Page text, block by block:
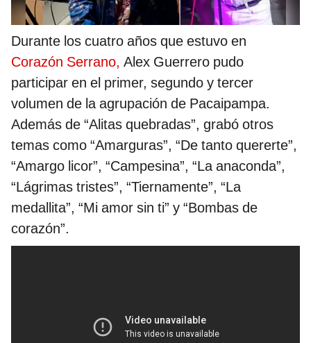
Durante los cuatro años que estuvo en
Corazón Serrano, Alex Guerrero pudo
participar en el primer, segundo y tercer
volumen de la agrupación de Pacaipampa.
Además de “Alitas quebradas”, grabó otros
temas como “Amarguras”, “De tanto quererte”,
“Amargo licor”, “Campesina”, “La anaconda”,
“Lágrimas tristes”, “Tiernamente”, “La
medallita”, “Mi amor sin ti” y “Bombas de
corazón”.